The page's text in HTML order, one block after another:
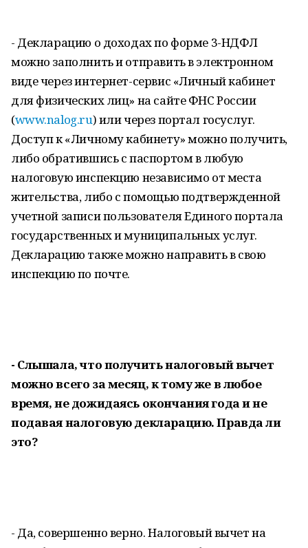
- Декларацию о доходах по форме 3-НДФЛ
можно заполнить и отправить в электронном
виде через интернет-сервис «Личный кабинет
для физических лиц» на сайте ФНС России
(www.nalog.ru) или через портал госуслуг.
Доступ к «Личному кабинету» можно получить,
либо обратившись с паспортом в любую
налоговую инспекцию независимо от места
жительства, либо с помощью подтвержденной
учетной записи пользователя Единого портала
государственных и муниципальных услуг.
Декларацию также можно направить в свою
инспекцию по почте.
- Слышала, что получить налоговый вычет
можно всего за месяц, к тому же в любое
время, не дожидаясь окончания года и не
подавая налоговую декларацию. Правда ли
это?
- Да, совершенно верно. Налоговый вычет на